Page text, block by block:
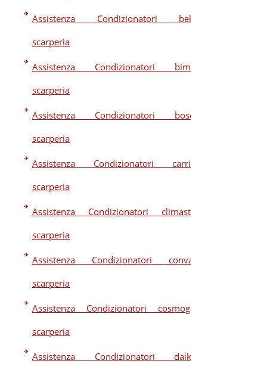
Assistenza Condizionatori beko
scarperia
Assistenza Condizionatori bimar
scarperia
Assistenza Condizionatori bosch
scarperia
Assistenza Condizionatori carrier
scarperia
Assistenza Condizionatori climastar
scarperia
Assistenza Condizionatori convair
scarperia
Assistenza Condizionatori cosmogas
scarperia
Assistenza Condizionatori daikin